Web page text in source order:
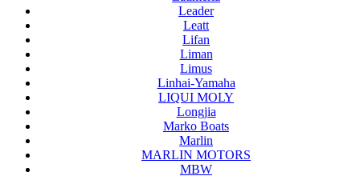
Leader
Leatt
Lifan
Liman
Limus
Linhai-Yamaha
LIQUI MOLY
Longjia
Marko Boats
Marlin
MARLIN MOTORS
MBW